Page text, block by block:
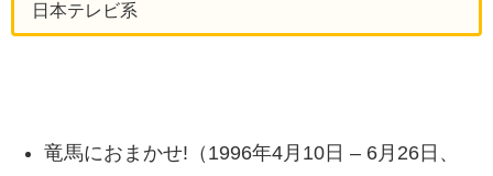
日本テレビ系
竜馬におまかせ!（1996年4月10日 – 6月26日、